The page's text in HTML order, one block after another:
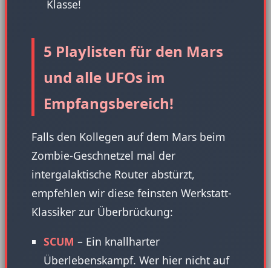
Klasse!
5 Playlisten für den Mars
und alle UFOs im
Empfangsbereich!
Falls den Kollegen auf dem Mars beim
Zombie-Geschnetzel mal der
intergalaktische Router abstürzt,
empfehlen wir diese feinsten Werkstatt-
Klassiker zur Überbrückung:
SCUM – Ein knallharter
Überlebenskampf. Wer hier nicht auf